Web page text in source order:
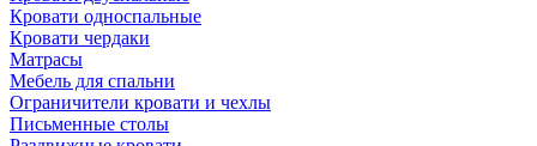
Кровати односпальные
Кровати чердаки
Матрасы
Мебель для спальни
Ограничители кровати и чехлы
Письменные столы